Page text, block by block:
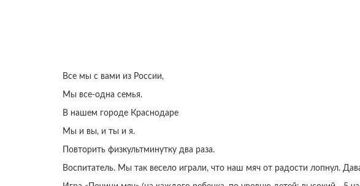
Все мы с вами из России,
Мы все-одна семья.
В нашем городе Краснодаре
Мы и вы, и ты и я.
Повторить физкультминутку два раза.
Воспитатель. Мы так весело играли, что наш мяч от радости лопнул.